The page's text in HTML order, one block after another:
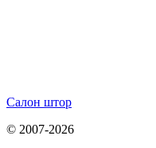
Салон штор
© 2007-2026